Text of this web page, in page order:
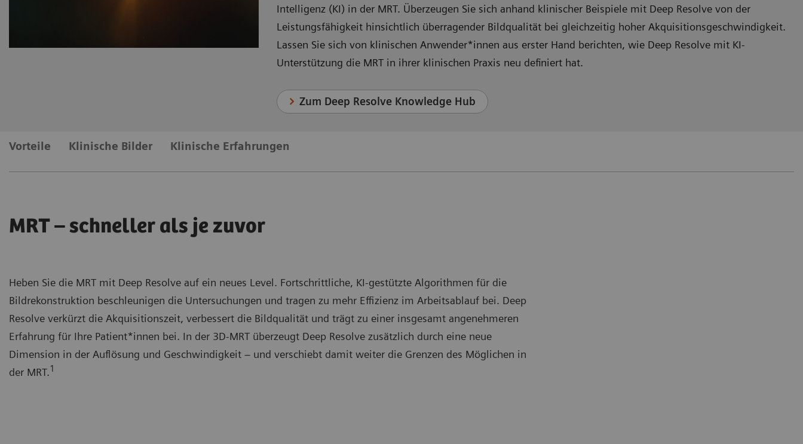
Intelligenz (KI) in der MRT. Überzeugen Sie sich anhand klinischer Beispiele mit Deep Resolve von der
Leistungsfähigkeit hinsichtlich überragender Bildqualität bei gleichzeitig hoher Akquisitionsgeschwindigkeit.
Lassen Sie sich von klinischen Anwender*innen aus erster Hand berichten, wie Deep Resolve mit KI-
Unterstützung die MRT in ihrer klinischen Praxis neu definiert hat.
Zum Deep Resolve Knowledge Hub
Vorteile Klinische Bilder Klinische Erfahrungen
MRT – schneller als je zuvor
Heben Sie die MRT mit Deep Resolve auf ein neues Level. Fortschrittliche, KI-gestützte Algorithmen für die
Bildrekonstruktion beschleunigen die Untersuchungen und tragen zu mehr Effizienz im Arbeitsablauf bei. Deep
Resolve verkürzt die Akquisitionszeit, verbessert die Bildqualität und trägt zu einer insgesamt angenehmeren
Erfahrung für Ihre Patient*innen bei. In der 3D-MRT überzeugt Deep Resolve zusätzlich durch eine neue
Dimension in der Auflösung und Geschwindigkeit – und verschiebt damit weiter die Grenzen des Möglichen in
der MRT.1